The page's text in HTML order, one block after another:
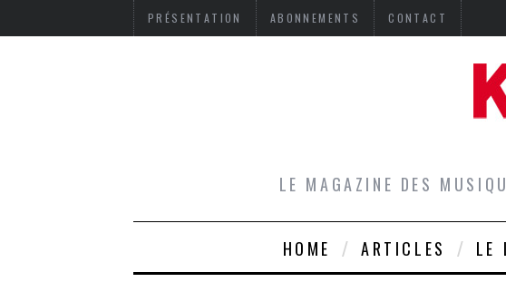
PRÉSENTATION ABONNEMENTS CONTACT
LE MAGAZINE DES
HOME ARTICLES LE